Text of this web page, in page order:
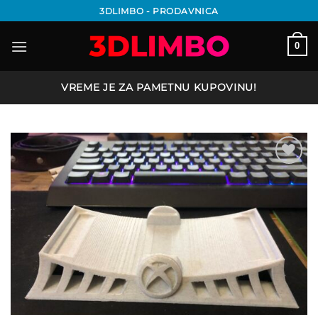
na
sadržaj
3DLIMBO - PRODAVNICA
0
VREME JE ZA PAMETNU KUPOVINU!
Add to
wishlist